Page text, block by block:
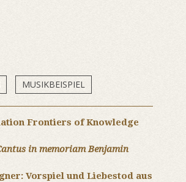
MUSIKBEISPIEL
Frontiers of Knowledge
in memoriam Benjamin
Vorspiel und Liebestod aus